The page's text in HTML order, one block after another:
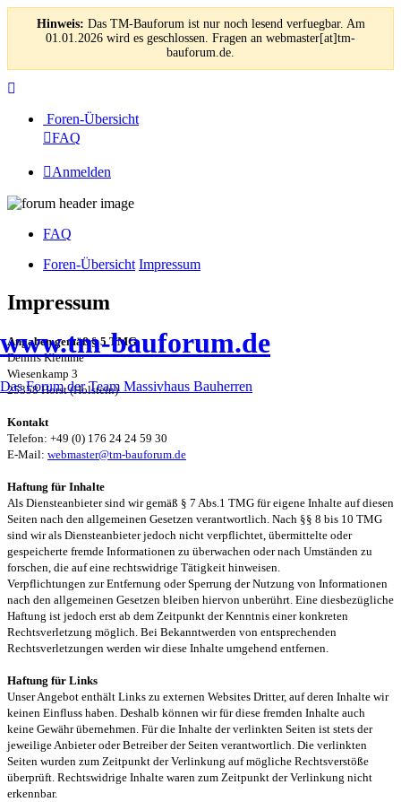
Hinweis: Das TM-Bauforum ist nur noch lesend verfuegbar. Am
01.01.2026 wird es geschlossen. Fragen an webmaster[at]tm-
bauforum.de.
Foren-Übersicht
FAQ
Anmelden
www.tm-bauforum.de
Das Forum der Team Massivhaus Bauherren
FAQ
Foren-Übersicht Impressum
Impressum
Angaben gemäß § 5 TMG
Dennis Klemme
Wiesenkamp 3
25358 Horst (Holstein)
Kontakt
Telefon: +49 (0) 176 24 24 59 30
E-Mail: webmaster@tm-bauforum.de
Haftung für Inhalte
Als Diensteanbieter sind wir gemäß § 7 Abs.1 TMG für eigene Inhalte auf diesen
Seiten nach den allgemeinen Gesetzen verantwortlich. Nach §§ 8 bis 10 TMG
sind wir als Diensteanbieter jedoch nicht verpflichtet, übermittelte oder
gespeicherte fremde Informationen zu überwachen oder nach Umständen zu
forschen, die auf eine rechtswidrige Tätigkeit hinweisen.
Verpflichtungen zur Entfernung oder Sperrung der Nutzung von Informationen
nach den allgemeinen Gesetzen bleiben hiervon unberührt. Eine diesbezügliche
Haftung ist jedoch erst ab dem Zeitpunkt der Kenntnis einer konkreten
Rechtsverletzung möglich. Bei Bekanntwerden von entsprechenden
Rechtsverletzungen werden wir diese Inhalte umgehend entfernen.
Haftung für Links
Unser Angebot enthält Links zu externen Websites Dritter, auf deren Inhalte wir
keinen Einfluss haben. Deshalb können wir für diese fremden Inhalte auch
keine Gewähr übernehmen. Für die Inhalte der verlinkten Seiten ist stets der
jeweilige Anbieter oder Betreiber der Seiten verantwortlich. Die verlinkten
Seiten wurden zum Zeitpunkt der Verlinkung auf mögliche Rechtsverstöße
überprüft. Rechtswidrige Inhalte waren zum Zeitpunkt der Verlinkung nicht
erkennbar.